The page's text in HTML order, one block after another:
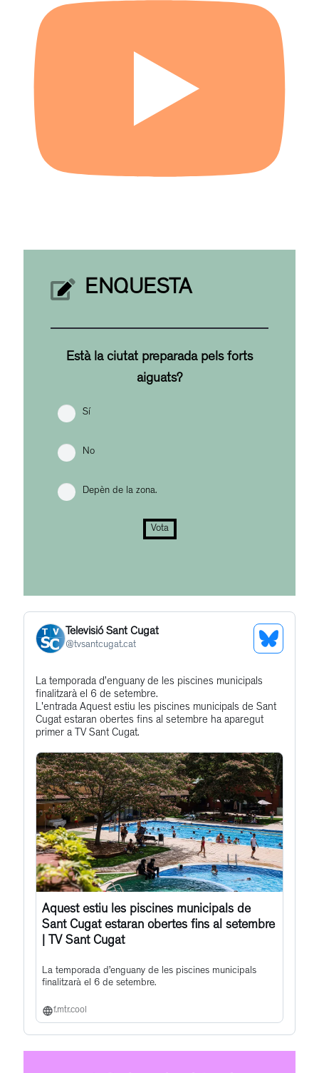
ENQUESTA
Està la ciutat preparada pels forts
aiguats?
Sí
No
Depèn de la zona.
Vota
Televisió Sant Cugat
@tvsantcugat.cat
See
Get
to
this
post
La temporada d’enguany de les piscines municipals
finalitzarà el 6 de setembre.
L'entrada Aquest estiu les piscines municipals de Sant
Cugat estaran obertes fins al setembre ha aparegut
primer a TV Sant Cugat.
Aquest estiu les piscines municipals de
Sant Cugat estaran obertes fins al setembre
| TV Sant Cugat
La temporada d’enguany de les piscines municipals
finalitzarà el 6 de setembre.
f.mtr.cool